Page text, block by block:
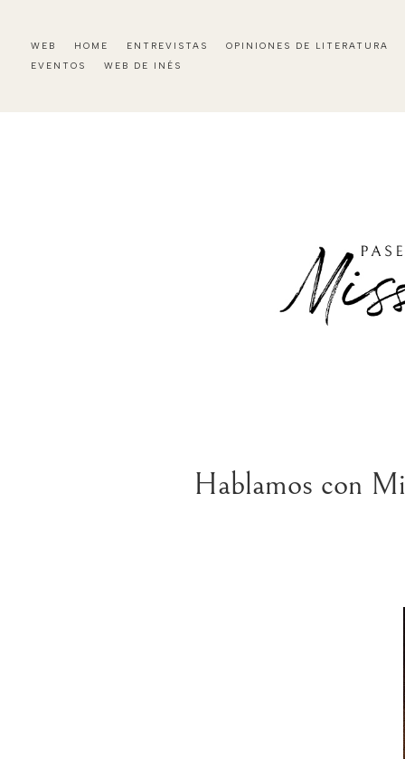
WEB HOME ENTREVISTAS OPINIONES DE LITERATURA
EVENTOS
WEB DE INÉS
Hablamos con